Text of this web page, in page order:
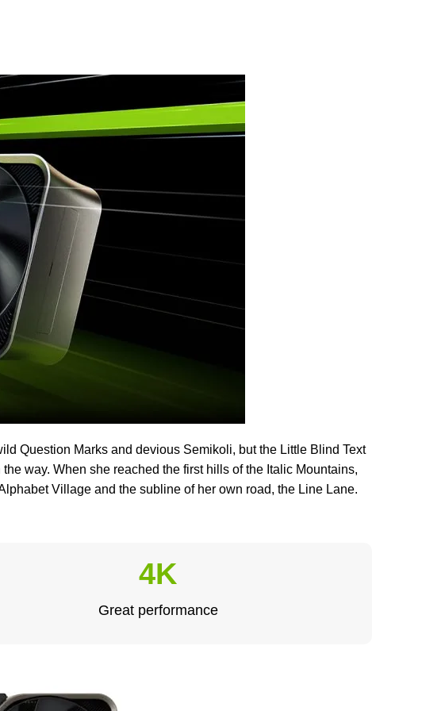
Question Marks and devious Semikoli, but the Little Blind Text
way. When she reached the first hills of the Italic Mountains,
Village and the subline of her own road, the Line Lane.
4K
Great performance